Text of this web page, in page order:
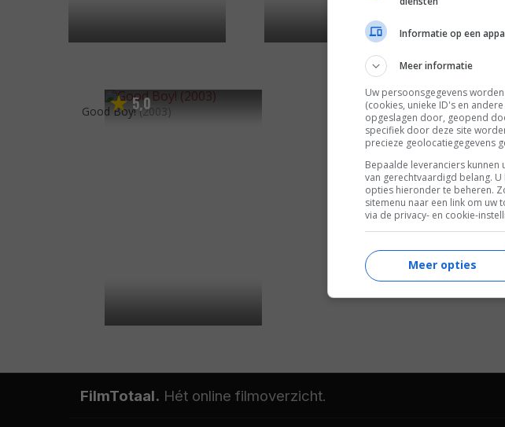
5,0
Good Boy! (2003)
FilmTotaal. Hét online filmoverzicht.
Informatie op een
Meer informatie
Uw persoonsgegevens
(cookies, unieke ID's en
opgeslagen door, geopend
specifiek door deze site
precieze geolocatiegegevens
Bepaalde leveranciers
van gerechtvaardigd belang.
opties hieronder te beheren.
sitemenu naar een link om uw
via de privacy- en cookie-
Meer opties